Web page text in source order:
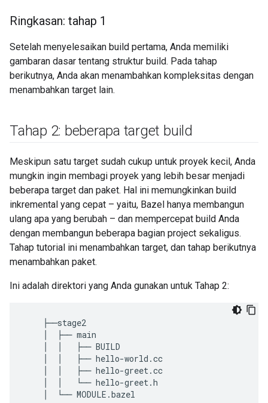
Ringkasan: tahap 1
Setelah menyelesaikan build pertama, Anda memiliki
gambaran dasar tentang struktur build. Pada tahap
berikutnya, Anda akan menambahkan kompleksitas dengan
menambahkan target lain.
Tahap 2: beberapa target build
Meskipun satu target sudah cukup untuk proyek kecil, Anda
mungkin ingin membagi proyek yang lebih besar menjadi
beberapa target dan paket. Hal ini memungkinkan build
inkremental yang cepat – yaitu, Bazel hanya membangun
ulang apa yang berubah – dan mempercepat build Anda
dengan membangun beberapa bagian project sekaligus.
Tahap tutorial ini menambahkan target, dan tahap berikutnya
menambahkan paket.
Ini adalah direktori yang Anda gunakan untuk Tahap 2:
    ├──stage2
    │  ├── main
    │  │   ├── BUILD
    │  │   ├── hello-world.cc
    │  │   ├── hello-greet.cc
    │  │   └── hello-greet.h